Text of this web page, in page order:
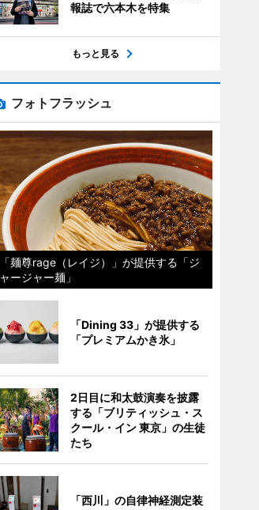
報誌で六本木を特集
もっと見る
フォトフラッシュ
「麺尊rage（レイジ）」が提供する「ジ
ャージャー麺」
「Dining 33」が提供する
「プレミアムかき氷」
2日目に和太鼓演奏を披露
する「ブリティッシュ・ス
クール・イン 東京」の生徒
たち
「西川」の自律神経測定装